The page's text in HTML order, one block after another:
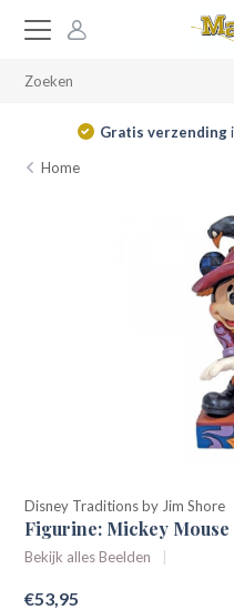
Gratis verzending
Home
Disney Traditions by Jim Shore
Figurine: Mickey
Bekijk alles Beelden
€53,95